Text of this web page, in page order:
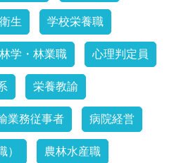
衛生 学校栄養職
林学・林業職 心理判定員
栄養教諭
業務従事者 病院経営
） 農林水産職